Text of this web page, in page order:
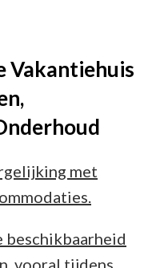
Vakantiehuis
met
vooral tijdens